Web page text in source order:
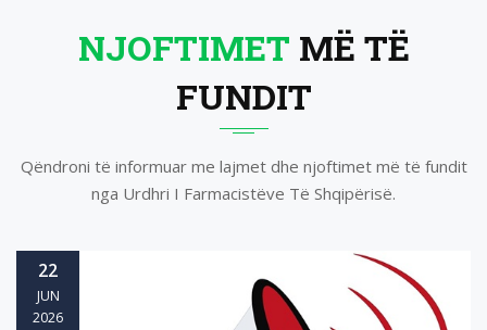
NJOFTIMET MË TË
FUNDIT
Qëndroni të informuar me lajmet dhe njoftimet më të fundit
nga Urdhri I Farmacistëve Të Shqipërisë.
04
MAY
2026